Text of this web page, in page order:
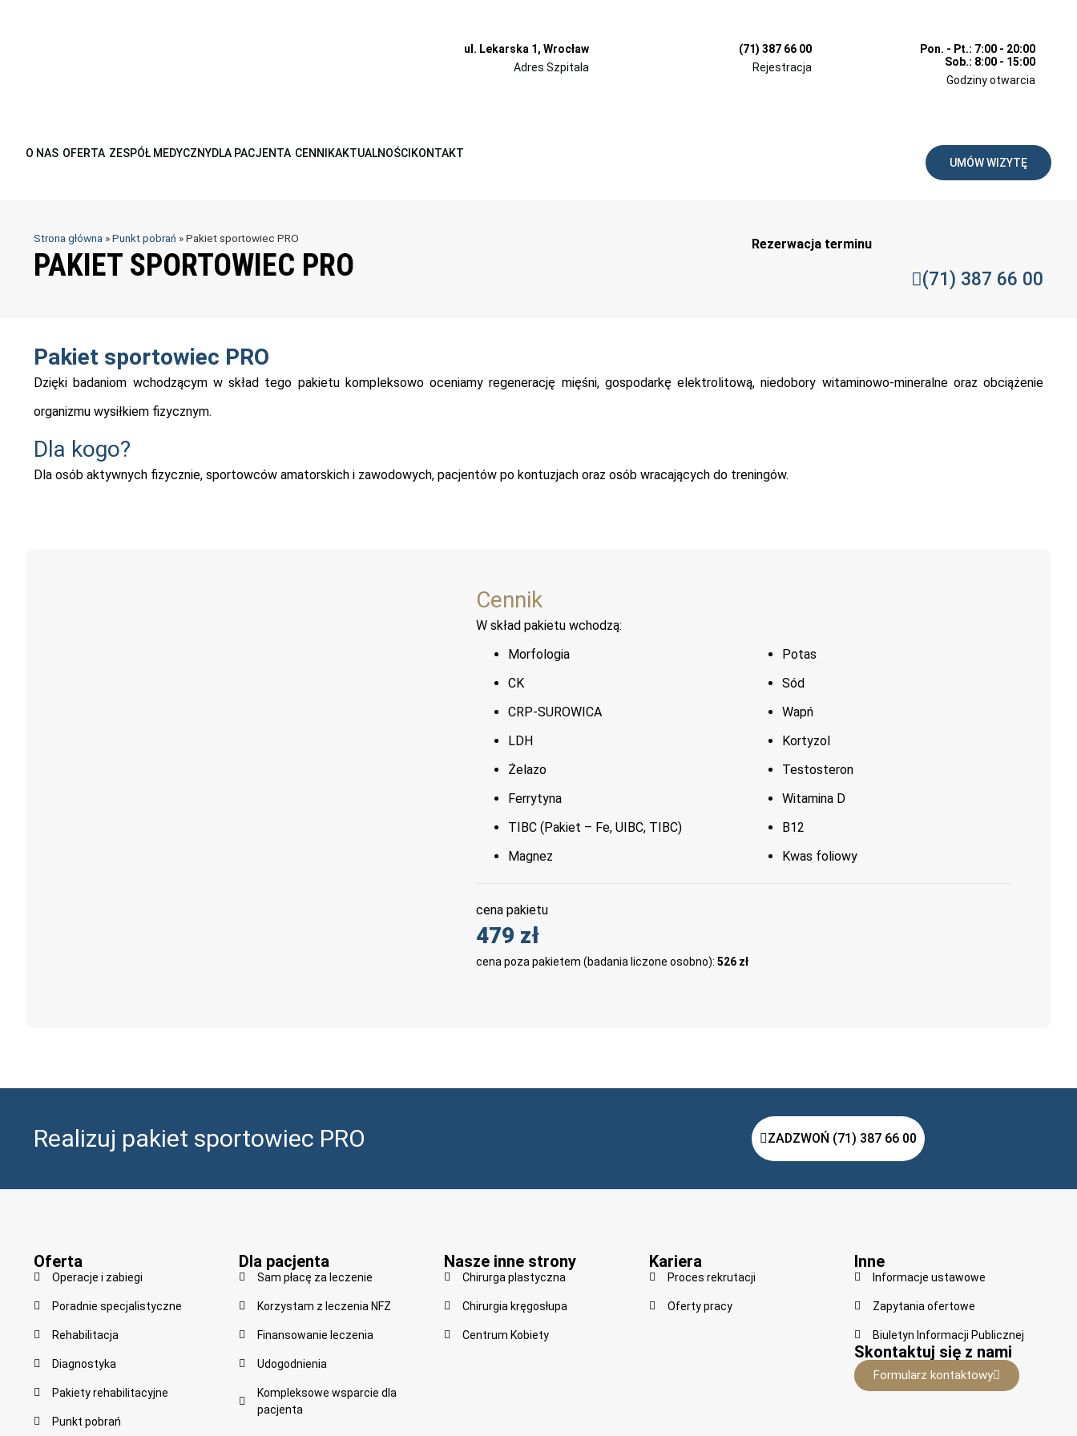
ul. Lekarska 1, Wrocław
Adres Szpitala
(71) 387 66 00
Rejestracja
Pon. - Pt.: 7:00 - 20:00
Sob.: 8:00 - 15:00
Godziny otwarcia
O NAS OFERTA ZESPÓŁ MEDYCZNYDLA PACJENTA CENNIKAKTUALNOŚCI KONTAKT
UMÓW WIZYTĘ
Strona główna »Punkt pobrań »Pakiet sportowiec PRO
PAKIET SPORTOWIEC PRO
Rezerwacja terminu
(71) 387 66 00
Pakiet sportowiec PRO
Dzięki badaniom wchodzącym w skład tego pakietu kompleksowo oceniamy regenerację mięśni, gospodarkę elektrolitową, niedobory witaminowo-mineralne oraz obciążenie
organizmu wysiłkiem fizycznym.
Dla kogo?
Dla osób aktywnych fizycznie, sportowców amatorskich i zawodowych, pacjentów po kontuzjach oraz osób wracających do treningów.
Cennik
W skład pakietu wchodzą:
Morfologia
CK
CRP-SUROWICA
LDH
Żelazo
Ferrytyna
TIBC (Pakiet – Fe, UIBC, TIBC)
Magnez
Potas
Sód
Wapń
Kortyzol
Testosteron
Witamina D
B12
Kwas foliowy
cena pakietu
479 zł
cena poza pakietem (badania liczone osobno): 526 zł
Realizuj pakiet sportowiec PRO ZADZWOŃ (71) 387 66 00
Oferta
Operacje i zabiegi
Poradnie specjalistyczne
Rehabilitacja
Diagnostyka
Pakiety rehabilitacyjne
Punkt pobrań
Dla pacjenta
Sam płacę za leczenie
Korzystam z leczenia NFZ
Finansowanie leczenia
Udogodnienia
Kompleksowe wsparcie dla
pacjenta
Nasze inne strony
Chirurga plastyczna
Chirurgia kręgosłupa
Centrum Kobiety
Kariera
Proces rekrutacji
Oferty pracy
Inne
Informacje ustawowe
Zapytania ofertowe
Biuletyn Informacji Publicznej
Skontaktuj się z nami
Formularz kontaktowy